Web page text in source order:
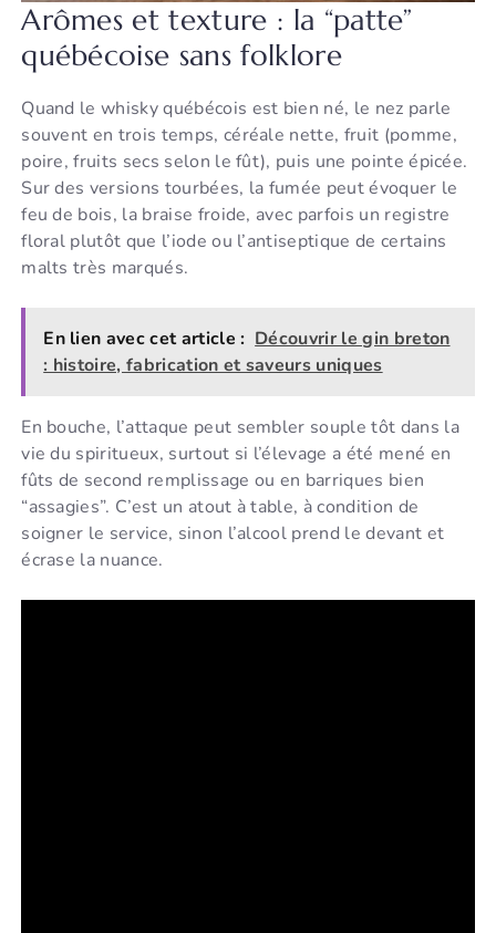
Arômes et texture : la “patte”
québécoise sans folklore
Quand le whisky québécois est bien né, le nez parle
souvent en trois temps, céréale nette, fruit (pomme,
poire, fruits secs selon le fût), puis une pointe épicée.
Sur des versions tourbées, la fumée peut évoquer le
feu de bois, la braise froide, avec parfois un registre
floral plutôt que l’iode ou l’antiseptique de certains
malts très marqués.
En lien avec cet article : Découvrir le gin breton
: histoire, fabrication et saveurs uniques
En bouche, l’attaque peut sembler souple tôt dans la
vie du spiritueux, surtout si l’élevage a été mené en
fûts de second remplissage ou en barriques bien
“assagies”. C’est un atout à table, à condition de
soigner le service, sinon l’alcool prend le devant et
écrase la nuance.